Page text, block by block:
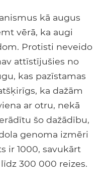
kā augus
vērā, ka augi
Protisti neveido
attīstījušies no
kas pazīstamas
ka dažām
ar otru, nekā
šo dažādību,
genoma izmēri
ir 1000, savukārt
300 000 reizes.